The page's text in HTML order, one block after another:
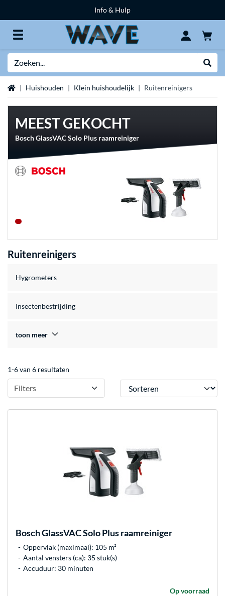
Info & Hulp
Home Huishouden Klein huishoudelijk Ruitenreinigers
MEEST GEKOCHT
Bosch GlassVAC Solo Plus raamreiniger
Ruitenreinigers
Hygrometers
Insectenbestrijding
toon meer
1-6 van 6 resultaten
Filters Sorteren
BoschGlassVAC Solo Plus raamreiniger
Oppervlak (maximaal): 105 m²
Aantal vensters (ca): 35 stuk(s)
Accuduur: 30 minuten
Op voorraad